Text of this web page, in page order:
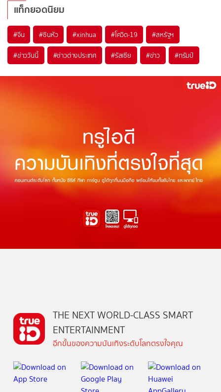
แท็กยอดนิยม
#จีน #ซินหัว #xinhua #โควิด-19 #สหรัฐฯ
#ข่าววันนี้ #ข่าวต่างประเทศ #รัสเซีย #ข่าว #ทรัมป์
THE NEXT WORLD-CLASS SMART
ENTERTAINMENT
อีกขั้นของความบันเทิงระดับโลกตรงใจคุณ